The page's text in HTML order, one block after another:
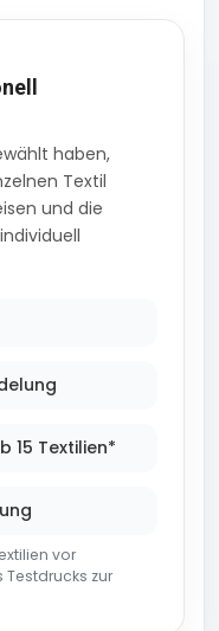
haben,
Textil
und die
15 Textilien*
vor
zur